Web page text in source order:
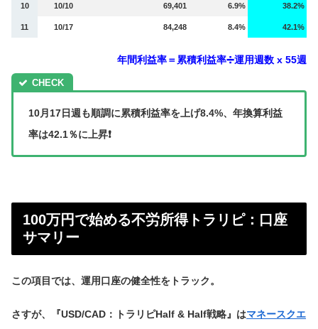
10 10/10 69,401 6.9% 38.2%
11 10/17 84,248 8.4% 42.1%
年間利益率＝累積利益率➗運用週数 x 55週
10月17日週も順調に累積利益率を上げ8.4%、年換算利益
率は42.1％に上昇❗️
100万円で始める不労所得トラリピ：口座
サマリー
この項目では、運用口座の健全性をトラック。
さすが、『USD/CAD：トラリピHalf & Half戦略』はマネースクエ